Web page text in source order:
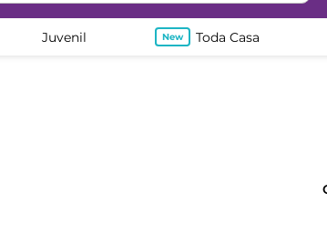
Juvenil Toda Casa